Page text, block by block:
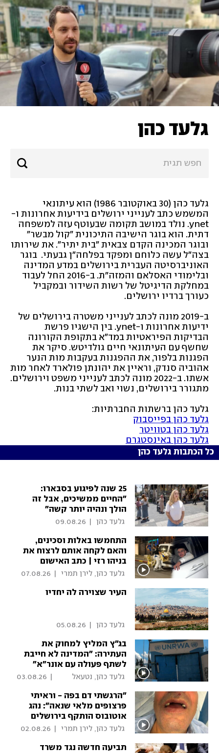
גלעד כהן
המשמש כתב לענייני ירושלים בידיעות אחרונות ו-
דתית. הוא בוגר הישיבה התיכונית "קול מבשר"
כעורך ברדיו ירושלים.
ידיעות אחרונות ו-ynet. בין הישגיו פרשת
שחשף עם העיתונאי חיים גולדיטש. סיקר את
אהוביה סנדק, וראיין את יהונתן פולארד לאחר מות
מתגורר בירושלים, נשוי ואב לשתי בנות.
גלעד כהן ברשתות החברתיות:
גלעד כהן בפייסבוק
גלעד כהן בטוויטר
גלעד כהן באינסטגרם
כל הכתבות גלעד כהן
25 שנה לפיגוע בסבארו:
"החיים ממשיכים, אבל זה
הולך ונהיה יותר קשה"
גלעד כהן 09.08.26
התחמשו באלות וסכינים,
והאם לקחה אותם לרצוח את
בניהו רזי | כתב האישום
המטלטל
גלעד כהן, לירן תמרי 07.08.26
העיר שצוירה לה יחדיו
גלעד כהן 05.08.26
בג"ץ המליץ למחוק את
העתירה: "המדינה לא חייבת
לשתף פעולה עם אונר"א"
03.08.26
"הרגשתי דם בפה - וראיתי
פרצופים מלאי שנאה": נהג
אוטובוס הותקף בירושלים
גלעד כהן, לירן תמרי 02.08.26
תביעה חדשה נגד משרד